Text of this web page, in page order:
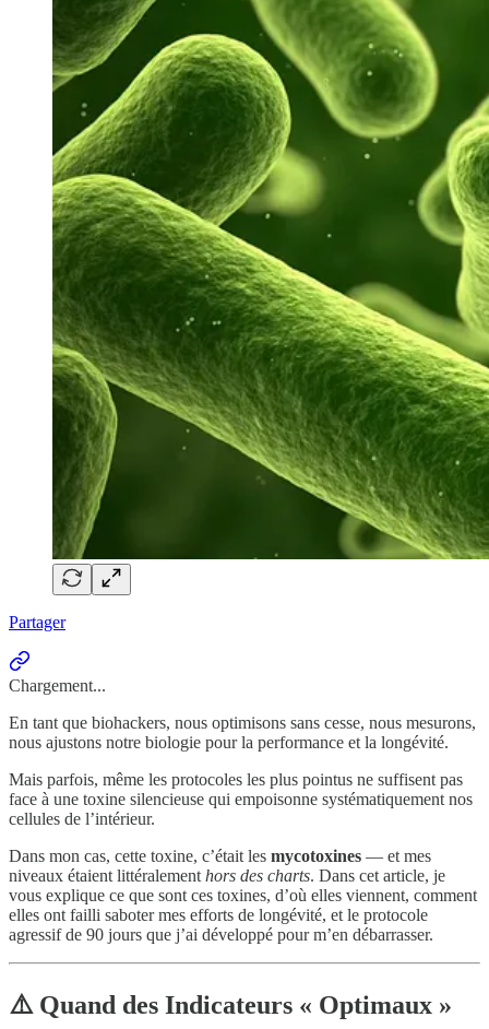
Partager
Chargement...
En tant que biohackers, nous optimisons sans cesse, nous mesurons,
nous ajustons notre biologie pour la performance et la longévité.
Mais parfois, même les protocoles les plus pointus ne suffisent pas
face à une toxine silencieuse qui empoisonne systématiquement nos
cellules de l’intérieur.
Dans mon cas, cette toxine, c’était les mycotoxines — et mes
niveaux étaient littéralement hors des charts. Dans cet article, je
vous explique ce que sont ces toxines, d’où elles viennent, comment
elles ont failli saboter mes efforts de longévité, et le protocole
agressif de 90 jours que j’ai développé pour m’en débarrasser.
⚠️ Quand des Indicateurs « Optimaux »